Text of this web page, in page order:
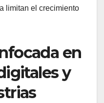
limitan el crecimiento
en
y